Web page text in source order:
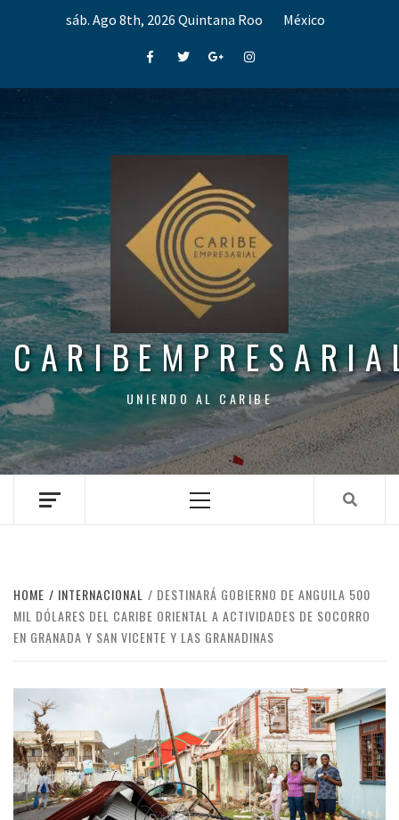
sáb. Ago 8th, 2026 Quintana Roo México
FacebookTwitterGoogle+Instagram
UNIENDO AL CARIBE
Menu
HOME INTERNACIONAL
DESTINARÁ GOBIERNO DE ANGUILA 500
MIL DÓLARES DEL CARIBE ORIENTAL A ACTIVIDADES DE SOCORRO
EN GRANADA Y SAN VICENTE Y LAS GRANADINAS